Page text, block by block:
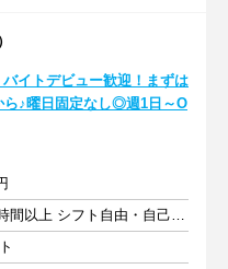
バイトデビュー歓迎！まずは
ら♪曜日固定なし◎週1日～O
週1日以上 1日1.5時間以上 シフト自由・自己申告